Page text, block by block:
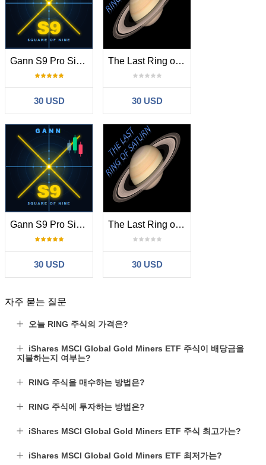
Gann S9 Pro Signals and Star
30 USD
The Last Ring of Saturn Mt5
30 USD
Gann S9 Pro Signals and Star MT4
30 USD
The Last Ring of Saturn Mt4
30 USD
자주 묻는 질문
오늘 RING 주식의 가격은?
iShares MSCI Global Gold Miners ETF 주식이 배당금을
지불하는지 여부는?
RING 주식을 매수하는 방법은?
RING 주식에 투자하는 방법은?
iShares MSCI Global Gold Miners ETF 주식 최고가는?
iShares MSCI Global Gold Miners ETF 최저가는?